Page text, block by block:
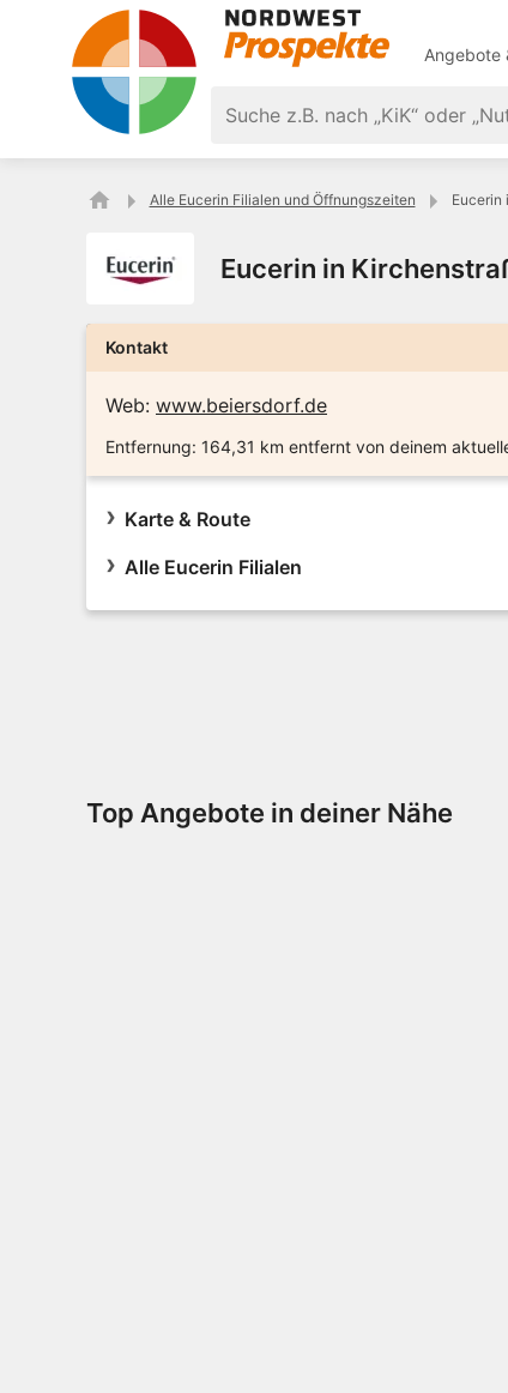
Angebote
Alle Eucerin Filialen und Öffnungszeiten Eucerin
Eucerin in
Kontakt
Web: www.beiersdorf.de
Entfernung: 164,31 km entfernt von deinem
Karte & Route
Alle Eucerin Filialen
Top Angebote in deiner Nähe